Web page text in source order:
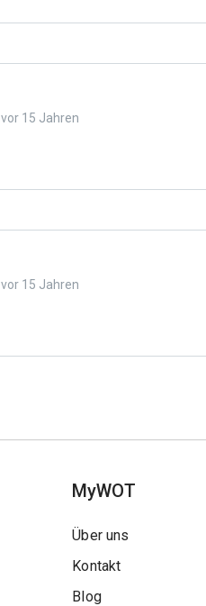
vor 15 Jahren
vor 15 Jahren
MyWOT
Über uns
Kontakt
Blog